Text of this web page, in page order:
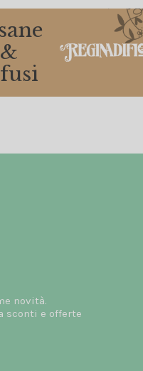
&
novità.
sconti e offerte